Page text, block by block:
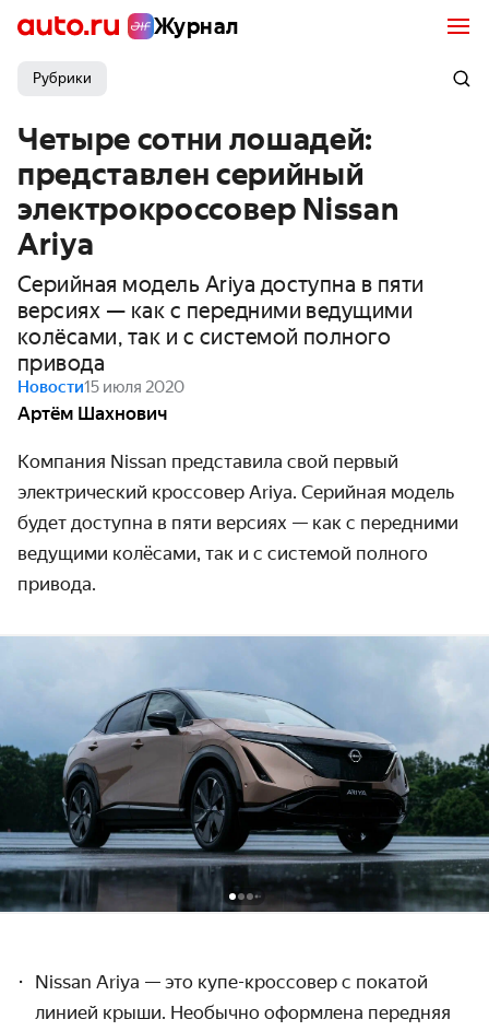
Журнал
Рубрики
Четыре сотни лошадей:
представлен серийный
электрокроссовер Nissan
Ariya
Серийная модель Ariya доступна в пяти
версиях — как с передними ведущими
колёсами, так и с системой полного
привода
Новости15 июля 2020
Артём Шахнович
Компания Nissan представила свой первый
электрический кроссовер Ariya. Серийная модель
будет доступна в пяти версиях — как с передними
ведущими колёсами, так и с системой полного
привода.
Nissan Ariya — это купе-кроссовер с покатой
линией крыши. Необычно оформлена передняя